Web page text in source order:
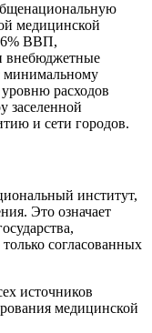
медицинской
6% ВВП,
внебюджетные
минимальному
расходов
заселенной
и сети городов.
институт,
Это означает
согласованных
источников
медицинской